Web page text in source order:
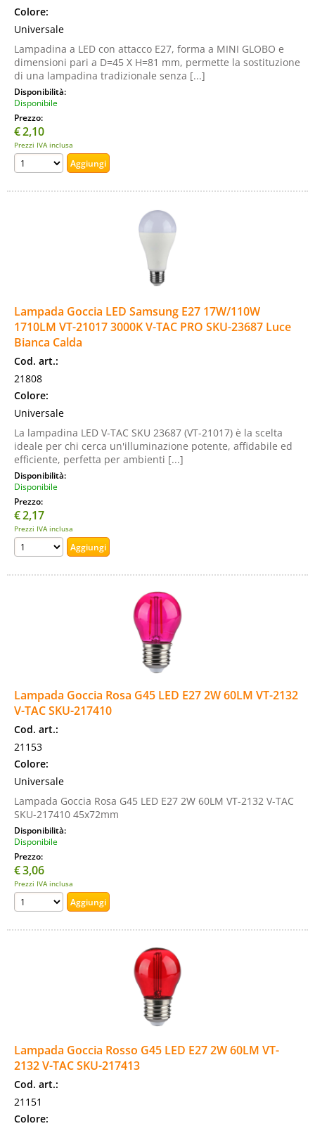
Colore:
Universale
Lampadina a LED con attacco E27, forma a MINI GLOBO e
dimensioni pari a D=45 X H=81 mm, permette la sostituzione
di una lampadina tradizionale senza [...]
Disponibilità:
Disponibile
Prezzo:
€2,10
Prezzi IVA inclusa
Lampada Goccia LED Samsung E27 17W/110W
1710LM VT-21017 3000K V-TAC PRO SKU-23687 Luce
Bianca Calda
Cod. art.:
21808
Colore:
Universale
La lampadina LED V-TAC SKU 23687 (VT-21017) è la scelta
ideale per chi cerca un'illuminazione potente, affidabile ed
efficiente, perfetta per ambienti [...]
Disponibilità:
Disponibile
Prezzo:
€2,17
Prezzi IVA inclusa
Lampada Goccia Rosa G45 LED E27 2W 60LM VT-2132
V-TAC SKU-217410
Cod. art.:
21153
Colore:
Universale
Lampada Goccia Rosa G45 LED E27 2W 60LM VT-2132 V-TAC
SKU-217410 45x72mm
Disponibilità:
Disponibile
Prezzo:
€3,06
Prezzi IVA inclusa
Lampada Goccia Rosso G45 LED E27 2W 60LM VT-
2132 V-TAC SKU-217413
Cod. art.:
21151
Colore: